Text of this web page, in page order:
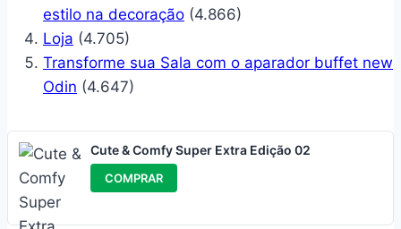
estilo na decoração (4.866)
Loja (4.705)
Transforme sua Sala com o aparador buffet new
Odin (4.647)
Cute & Comfy Super Extra Edição 02
COMPRAR